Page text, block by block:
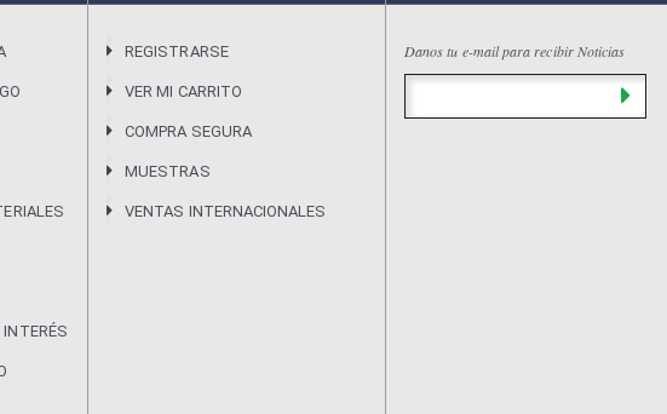
INTERÉS
REGISTRARSE
VER MI CARRITO
COMPRA SEGURA
MUESTRAS
VENTAS INTERNACIONALES
Danos tu e-mail para recibir Noticias